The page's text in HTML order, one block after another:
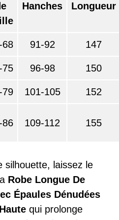
Hanches Longueur
68 91-92 147
75 96-98 150
79 101-105 152
86 109-112 155
silhouette, laissez le
Robe Longue De
Épaules Dénudées
qui prolonge